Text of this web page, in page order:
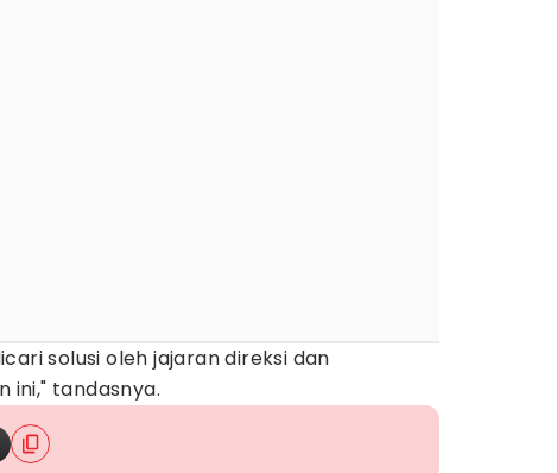
solusi oleh jajaran direksi dan
ini," tandasnya.